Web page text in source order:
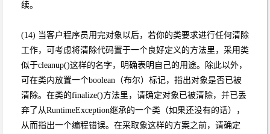
续。
(14) 当客户程序员用完对象以后，若你的类要求进行任何清除
工作，可考虑将清除代码置于一个良好定义的方法里，采用类
似于cleanup()这样的名字，明确表明自己的用途。除此以外，
可在类内放置一个boolean（布尔）标记，指出对象是否已被
清除。在类的finalize()方法里，请确定对象已被清除，并已丢
弃了从RuntimeException继承的一个类（如果还没有的话），
从而指出一个编程错误。在采取象这样的方案之前，请确定